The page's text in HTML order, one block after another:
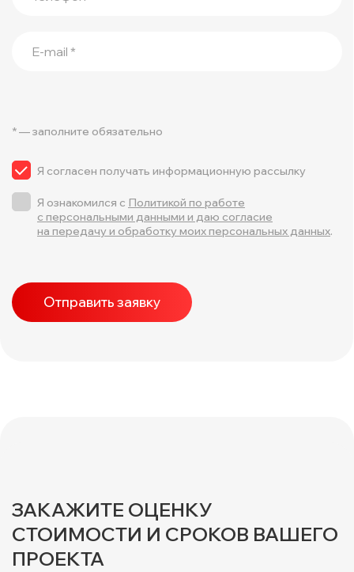
E-mail *
* — заполните обязательно
Я согласен получать информационную рассылку
Я ознакомился с Политикой по работе
с персональными данными и даю согласие
на передачу и обработку моих персональных данных.
Отправить заявку
ЗАКАЖИТЕ ОЦЕНКУ
СТОИМОСТИ И СРОКОВ ВАШЕГО
ПРОЕКТА